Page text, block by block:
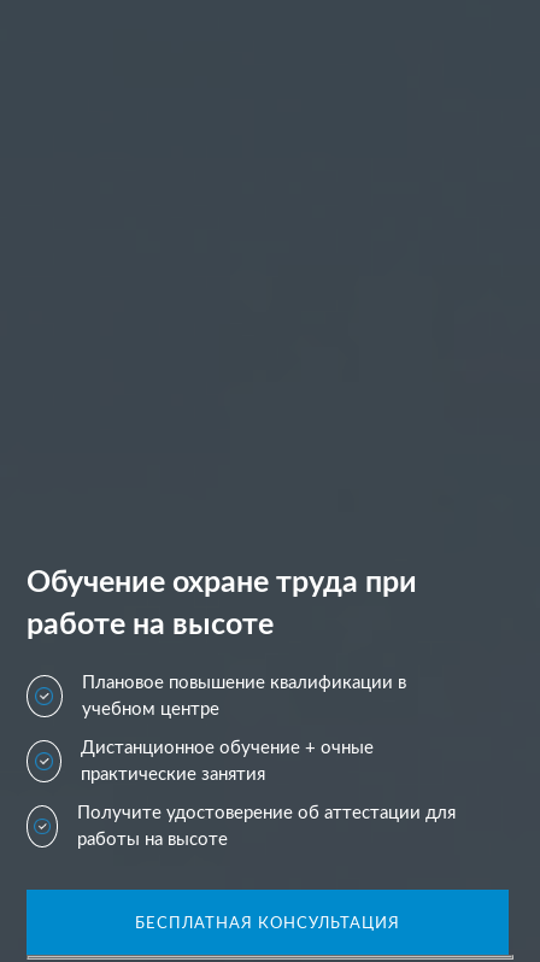
Обучение охране труда при
работе на высоте
Плановое повышение квалификации в
учебном центре
Дистанционное обучение + очные
практические занятия
Получите удостоверение об аттестации для
работы на высоте
БЕСПЛАТНАЯ КОНСУЛЬТАЦИЯ